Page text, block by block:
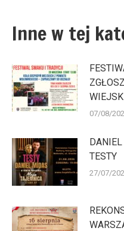
Inne w tej
07/08/
TESTY
27/07/